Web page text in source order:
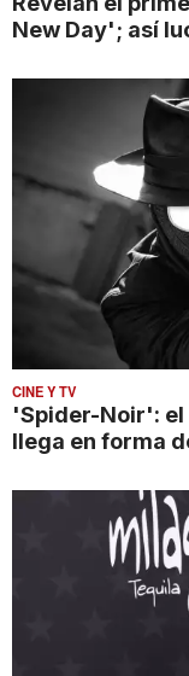
New Day'; así
CINE Y TV
'Spider-Noir': el
llega en forma